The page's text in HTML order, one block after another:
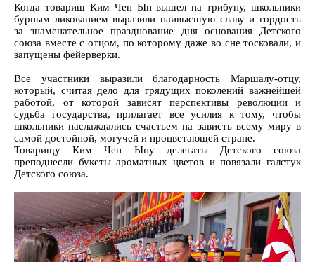
Когда товарищ Ким Чен Ын вышел на трибуну, школьники
бурным ликованием выразили наивысшую славу и гордость
за знаменательное празднование дня основания Детского
союза вместе с отцом, по которому даже во сне тосковали, и
запущены фейерверки.
Все участники выразили благодарность Маршалу-отцу,
который, считая дело для грядущих поколений важнейшей
работой, от которой зависят перспективы революции и
судьба государства, прилагает все усилия к тому, чтобы
школьники наслаждались счастьем на зависть всему миру в
самой достойной, могучей и процветающей стране.
Товарищу Ким Чен Ыну делегаты Детского союза
преподнесли букеты ароматных цветов и повязали галстук
Детского союза.